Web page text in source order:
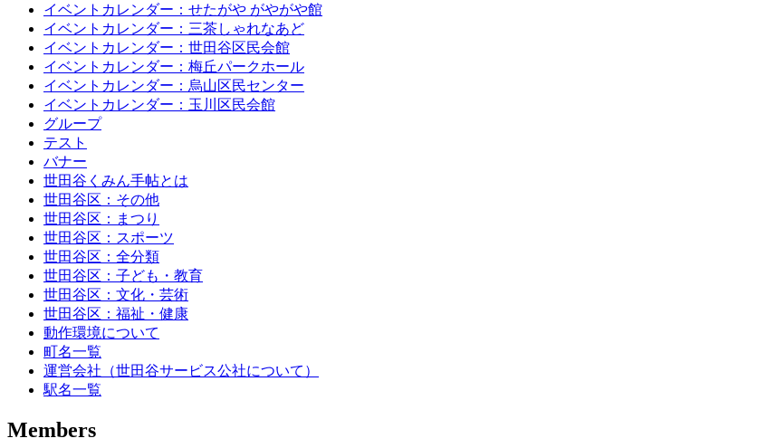
イベントカレンダー：せたがや がやがや館
イベントカレンダー：三茶しゃれなあど
イベントカレンダー：世田谷区民会館
イベントカレンダー：梅丘パークホール
イベントカレンダー：烏山区民センター
イベントカレンダー：玉川区民会館
グループ
テスト
バナー
世田谷くみん手帖とは
世田谷区：その他
世田谷区：まつり
世田谷区：スポーツ
世田谷区：全分類
世田谷区：子ども・教育
世田谷区：文化・芸術
世田谷区：福祉・健康
動作環境について
町名一覧
運営会社（世田谷サービス公社について）
駅名一覧
Members